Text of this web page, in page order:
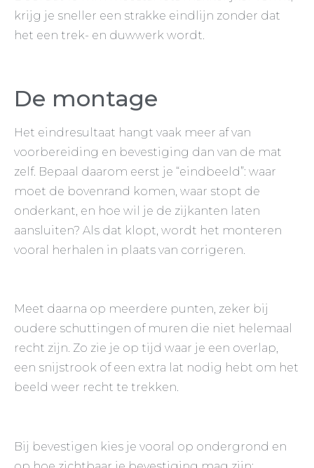
krijg je sneller een strakke eindlijn zonder dat
het een trek- en duwwerk wordt.
De montage
Het eindresultaat hangt vaak meer af van
voorbereiding en bevestiging dan van de mat
zelf. Bepaal daarom eerst je “eindbeeld”: waar
moet de bovenrand komen, waar stopt de
onderkant, en hoe wil je de zijkanten laten
aansluiten? Als dat klopt, wordt het monteren
vooral herhalen in plaats van corrigeren.
Meet daarna op meerdere punten, zeker bij
oudere schuttingen of muren die niet helemaal
recht zijn. Zo zie je op tijd waar je een overlap,
een snijstrook of een extra lat nodig hebt om het
beeld weer recht te trekken.
Bij bevestigen kies je vooral op ondergrond en